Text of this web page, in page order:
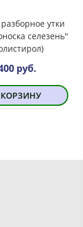
утки
селезень"
руб.
КОРЗИНУ